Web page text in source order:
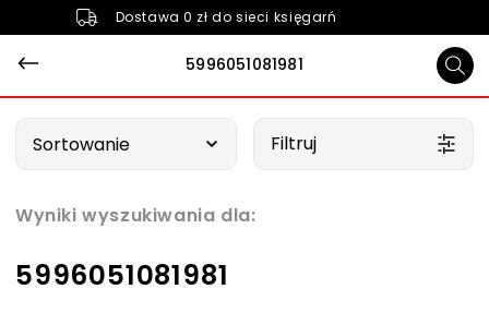
Dostawa 0 zł do sieci księgarń
5996051081981
Wyniki wyszukiwania dla:
5996051081981
Sortowanie Filtruj